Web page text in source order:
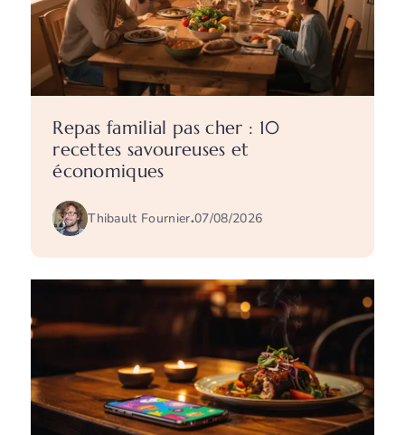
Repas familial pas cher : 10
recettes savoureuses et
économiques
Thibault Fournier.07/08/2026